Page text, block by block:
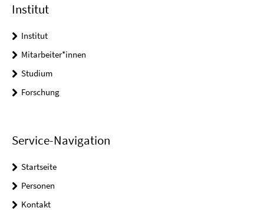
Institut
Institut
Mitarbeiter*innen
Studium
Forschung
Service-Navigation
Startseite
Personen
Kontakt